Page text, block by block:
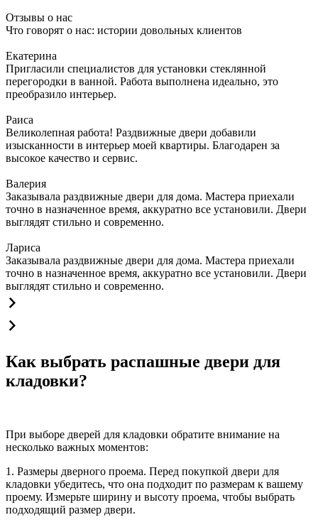
Отзывы о нас
Что говорят о нас: истории довольных клиентов
Екатерина
Пригласили специалистов для установки стеклянной
перегородки в ванной. Работа выполнена идеально, это
преобразило интерьер.
Раиса
Великолепная работа! Раздвижные двери добавили
изысканности в интерьер моей квартиры. Благодарен за
высокое качество и сервис.
Валерия
Заказывала раздвижные двери для дома. Мастера приехали
точно в назначенное время, аккуратно все установили. Двери
выглядят стильно и современно.
Лариса
Заказывала раздвижные двери для дома. Мастера приехали
точно в назначенное время, аккуратно все установили. Двери
выглядят стильно и современно.
Как выбрать распашные двери для
кладовки?
При выборе дверей для кладовки обратите внимание на
несколько важных моментов:
1. Размеры дверного проема. Перед покупкой двери для
кладовки убедитесь, что она подходит по размерам к вашему
проему. Измерьте ширину и высоту проема, чтобы выбрать
подходящий размер двери.